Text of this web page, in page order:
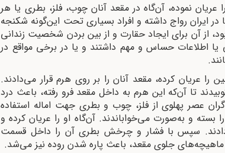
عریان نموده، آن‌گاه در مقعد آنان چوب، فلز، بطری یا هر
ایران رواج داشته و افراد بسیاری تحت این‌گونه شکنجه
از آن برای ایجاد حقارت و از بین بردن شخصیت زندانی
اطلاعات حساس و مهم داشتند و یا در برخی مواقع در
را عریان کرده، مقعد آنان را بر روی هرم قرار می‌دادند.
تا آن‌که این هرم به داخل مقعد فرو رفته، باعث درد
عصر پهلوی از فلز، چوب و بطری جهت اماله استفاده
و به‌صورت می‌خواباندند. آن‌گاه او را عریان کرده و
سپس با فشار و چرخش بطری آن را داخل قسمت
ماهیچه‌های جلوی مقعد، باعث پاره شدن روده نیز می‌شد.